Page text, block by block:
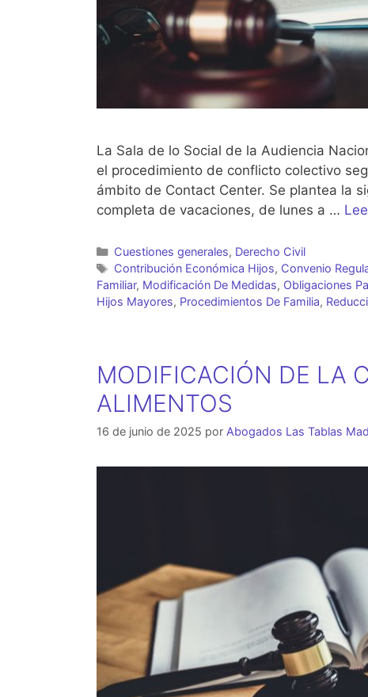
La Sala de lo Social de la Audiencia
el procedimiento de conflicto colectivo
ámbito de Contact Center. Se plantea la
completa de vacaciones, de lunes a …
Categorías
Cuestiones generales, Derecho Civil
Etiquetas
Contribución Económica Hijos, Convenio
Familiar, Modificación De Medidas, Obligaciones
Hijos Mayores, Procedimientos De Familia,
MODIFICACIÓN DE LA
ALIMENTOS
16 de junio de 2025 por Abogados Las Tablas